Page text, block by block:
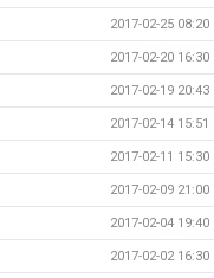
2017-02-25 08:20
2017-02-20 16:30
2017-02-19 20:43
2017-02-14 15:51
2017-02-11 15:30
2017-02-09 21:00
2017-02-04 19:40
2017-02-02 16:30